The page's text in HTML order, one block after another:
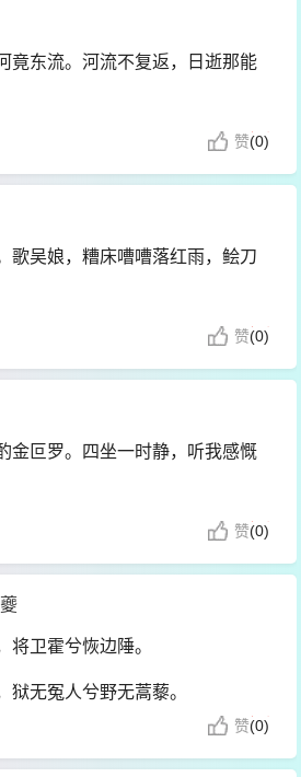
竟东流。河流不复返，日逝那能
怀百忧。昨日垂绿发，今朝雪盈
琼浆玉液浮金瓯。山花葳蕤红紫
寒烟野草成荒丘。
赞(0)
歌吴娘，糟床嘈嘈落红雨，鲙刀
主人举案劝客尝。孟公君卿坐满
不得收拾归黄肠，劝君秉烛饮此
赞(0)
金叵罗。四坐一时静，听我感慨
阳路，渐离击筑荆卿舞。酒杯在
宫柱。
欲摧，孤臣骂贼声如雷。酒不下
图回。
意气相期每如此。独醒自古欲何
不须闻此眉双颦。直须痛饮乌程
赞(0)
将卫霍兮恢边陲。
狱无冤人兮野无蒿藜。
兮，其惟百姓日用而不知。
赞(0)